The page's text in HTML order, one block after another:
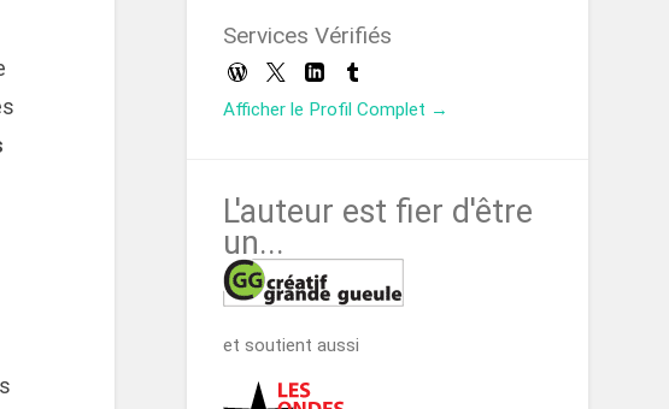
Services Vérifiés
Afficher le Profil Complet →
L'auteur est fier d'être
un...
et soutient aussi